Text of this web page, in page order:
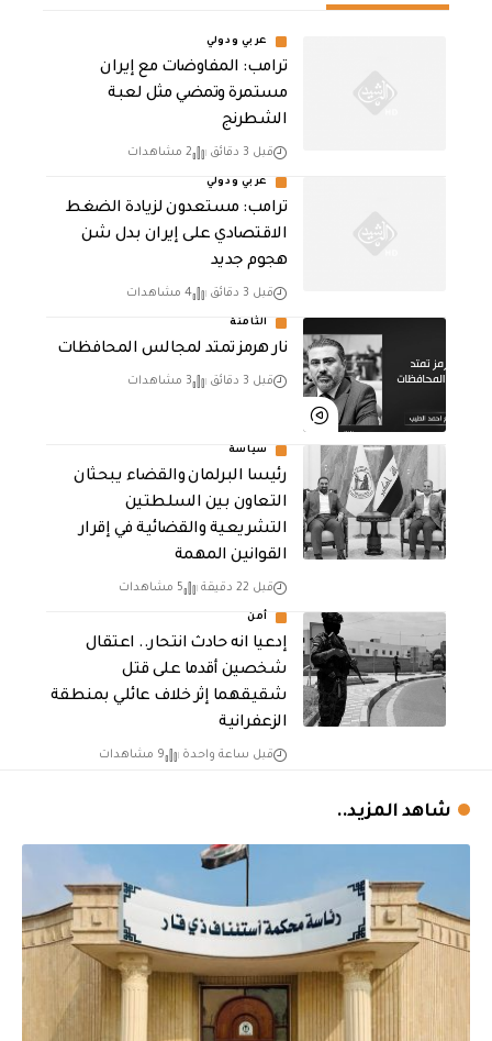
عربي ودولي
‏ترامب: المفاوضات مع إيران
مستمرة وتمضي مثل لعبة
الشطرنج
قبل 3 دقائق 2 مشاهدات
عربي ودولي
‏ترامب: مستعدون لزيادة الضغط
الاقتصادي على إيران بدل شن
هجوم جديد
قبل 3 دقائق 4 مشاهدات
الثامنة
نار هرمز تمتد لمجالس المحافظات
قبل 3 دقائق 3 مشاهدات
سياسة
رئيسا البرلمان والقضاء يبحثان
التعاون بين السلطتين
التشريعية والقضائية في إقرار
القوانين المهمة
قبل 22 دقيقة 5 مشاهدات
أمن
إدعيا انه حادث انتحار.. اعتقال
شخصين أقدما على قتل
شقيقهما إثر خلاف عائلي بمنطقة
الزعفرانية
قبل ساعة واحدة 9 مشاهدات
شاهد المزيد..